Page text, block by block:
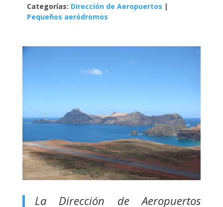
Categorías: Dirección de Aeropuertos |
Pequeños aeródromos
La Dirección de Aeropuertos